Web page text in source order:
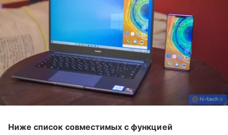
Ниже список совместимых с функцией